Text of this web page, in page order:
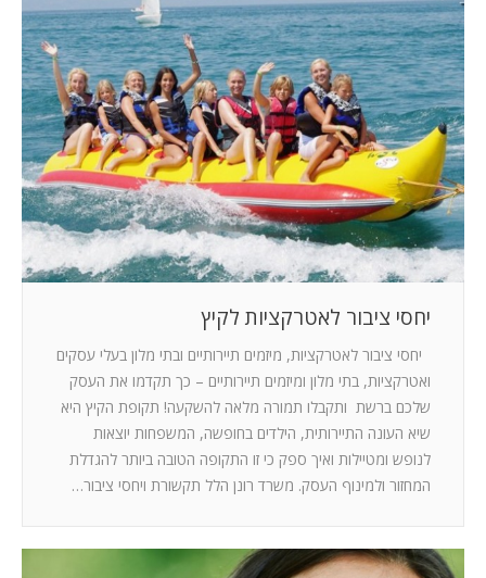
יחסי ציבור לאטרקציות לקיץ
יחסי ציבור לאטרקציות, מיזמים תיירותיים ובתי מלון בעלי עסקים
ואטרקציות, בתי מלון ומיזמים תיירותיים – כך תקדמו את העסק
שלכם ברשת ותקבלו תמורה מלאה להשקעה! תקופת הקיץ היא
שיא העונה התיירותית, הילדים בחופשה, המשפחות יוצאות
לנופש ומטיילות ואיך ספק כי זו התקופה הטובה ביותר להגדלת
המחזור ולמינוף העסק. משרד רונן הלל תקשורת ויחסי ציבור…